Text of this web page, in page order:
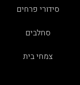
סידורי פרחים
סחלבים
צמחי בית